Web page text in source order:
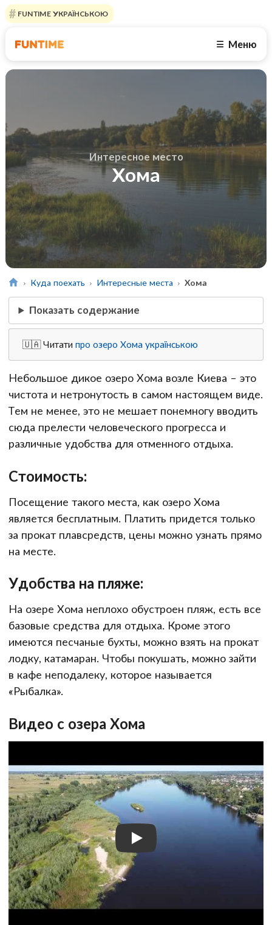
FUNTIME УКРАЇНСЬКОЮ
☰ Меню
Интересное место
Хома
Куда поехать Интересные места Хома
Показать содержание
🇺🇦 Читатипро озеро Хома українською
Небольшое дикое озеро Хома возле Киева – это
чистота и нетронутость в самом настоящем виде.
Тем не менее, это не мешает понемногу вводить
сюда прелести человеческого прогресса и
различные удобства для отменного отдыха.
Стоимость:
Посещение такого места, как озеро Хома
является бесплатным. Платить придется только
за прокат плавсредств, цены можно узнать прямо
на месте.
Удобства на пляже:
На озере Хома неплохо обустроен пляж, есть все
базовые средства для отдыха. Кроме этого
имеются песчаные бухты, можно взять на прокат
лодку, катамаран. Чтобы покушать, можно зайти
в кафе неподалеку, которое называется
«Рыбалка».
Видео с озера Хома